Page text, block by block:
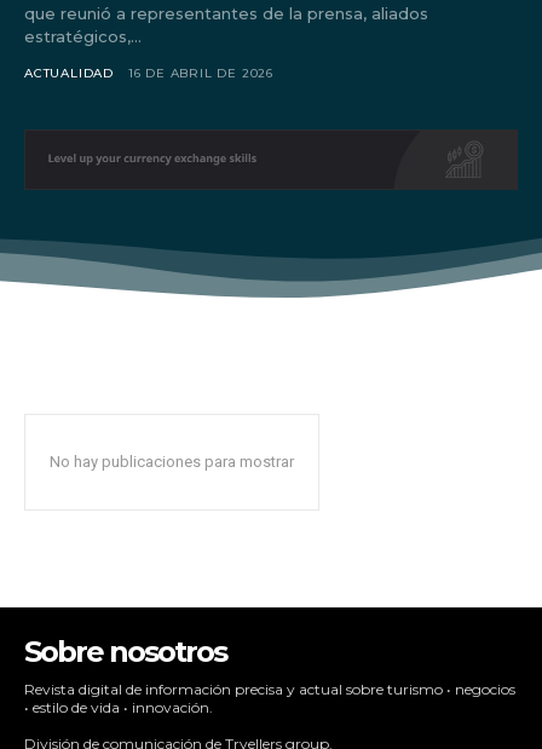
Don't miss
to stay in the loop.
que reunió a representantes de la prensa, aliados
estratégicos,...
ACTUALIDAD 16 DE ABRIL DE 2026
No hay publicaciones para mostrar
Sobre nosotros
Revista digital de información precisa y actual sobre turismo • negocios
• estilo de vida • innovación.
División de comunicación de Trvellers group.